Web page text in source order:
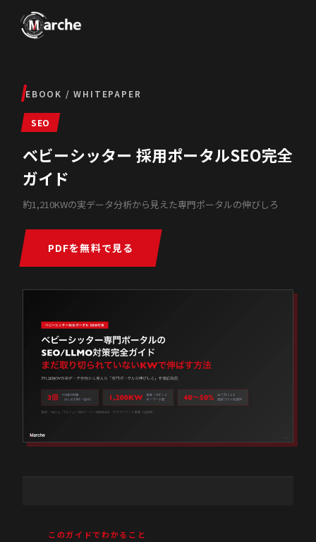
EBOOK / WHITEPAPER
SEO
ベビーシッター 採用ポータルSEO完全
ガイド
約1,210KWの実データ分析から見えた専門ポータルの伸びしろ
PDFを無料で見る
このガイドでわかること